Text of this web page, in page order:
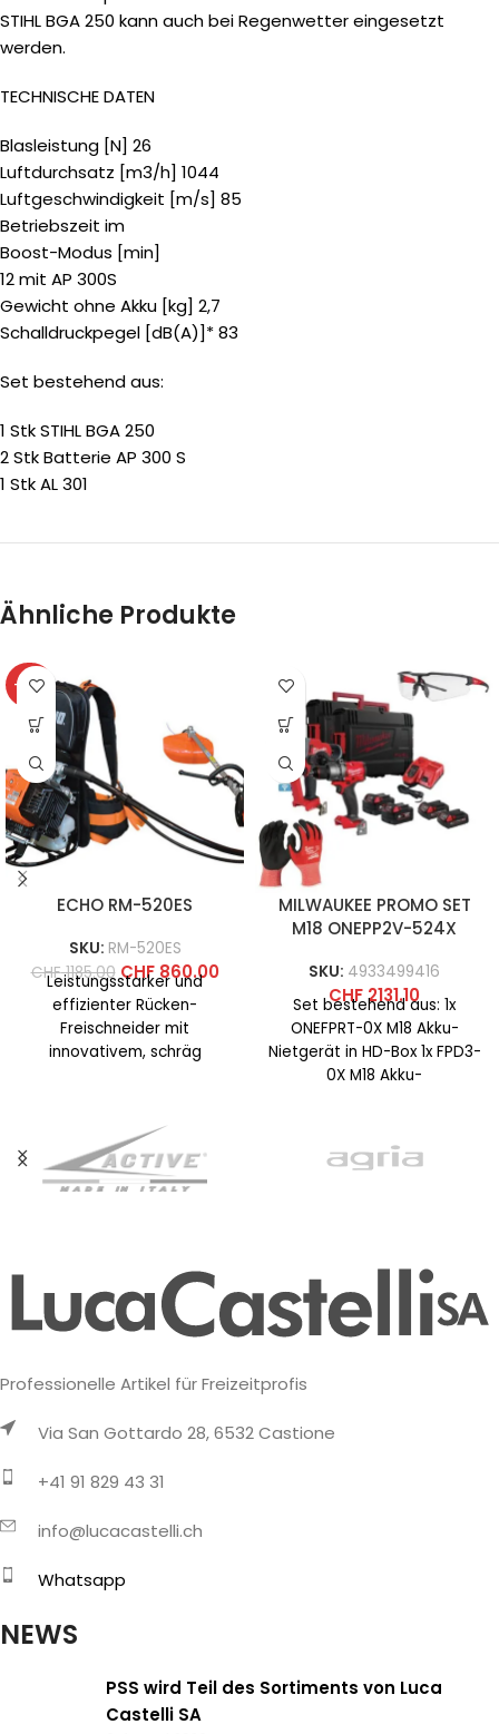
STIHL BGA 250 kann auch bei Regenwetter eingesetzt
werden.
TECHNISCHE DATEN
Blasleistung [N] 26
Luftdurchsatz [m3/h] 1044
Luftgeschwindigkeit [m/s] 85
Betriebszeit im
Boost-Modus [min]
12 mit AP 300S
Gewicht ohne Akku [kg] 2,7
Schalldruckpegel [dB(A)]* 83
Set bestehend aus:
1 Stk STIHL BGA 250
2 Stk Batterie AP 300 S
1 Stk AL 301
Ähnliche Produkte
-27%
ECHO RM-520ES
SKU: RM-520ES
CHF1185.00 CHF860.00
Leistungsstarker und
effizienter Rücken-
Freischneider mit
innovativem, schräg
Arbeiten ermöglicht und
auch für Linkshänder
optimale Manövrierfähigkeit
MILWAUKEE PROMO SET
M18 ONEPP2V-524X
SKU: 4933499416
CHF2131.10
Set bestehend aus: 1x
ONEFPRT-0X M18 Akku-
Nietgerät in HD-Box 1x FPD3-
0X M18 Akku-
Professionelle Artikel für Freizeitprofis
Via San Gottardo 28, 6532 Castione
+41 91 829 43 31
info@lucacastelli.ch
Whatsapp
NEWS
PSS wird Teil des Sortiments von Luca
Castelli SA